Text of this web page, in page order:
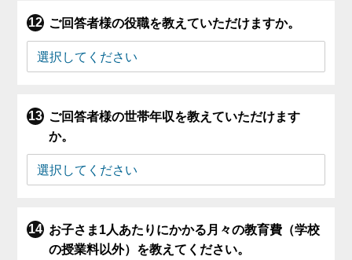
ご回答者様の役職を教えていただけますか。
ご回答者様の世帯年収を教えていただけます
か。
お子さま1人あたりにかかる月々の教育費（学校
の授業料以外）を教えてください。